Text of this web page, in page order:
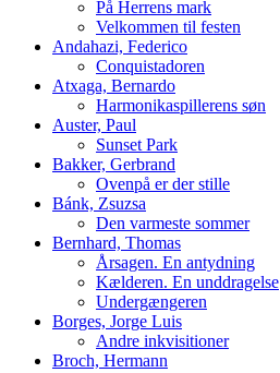
På Herrens mark
Velkommen til festen
Andahazi, Federico
Conquistadoren
Atxaga, Bernardo
Harmonikaspillerens søn
Auster, Paul
Sunset Park
Bakker, Gerbrand
Ovenpå er der stille
Bánk, Zsuzsa
Den varmeste sommer
Bernhard, Thomas
Årsagen. En antydning
Kælderen. En unddragelse
Undergængeren
Borges, Jorge Luis
Andre inkvisitioner
Broch, Hermann